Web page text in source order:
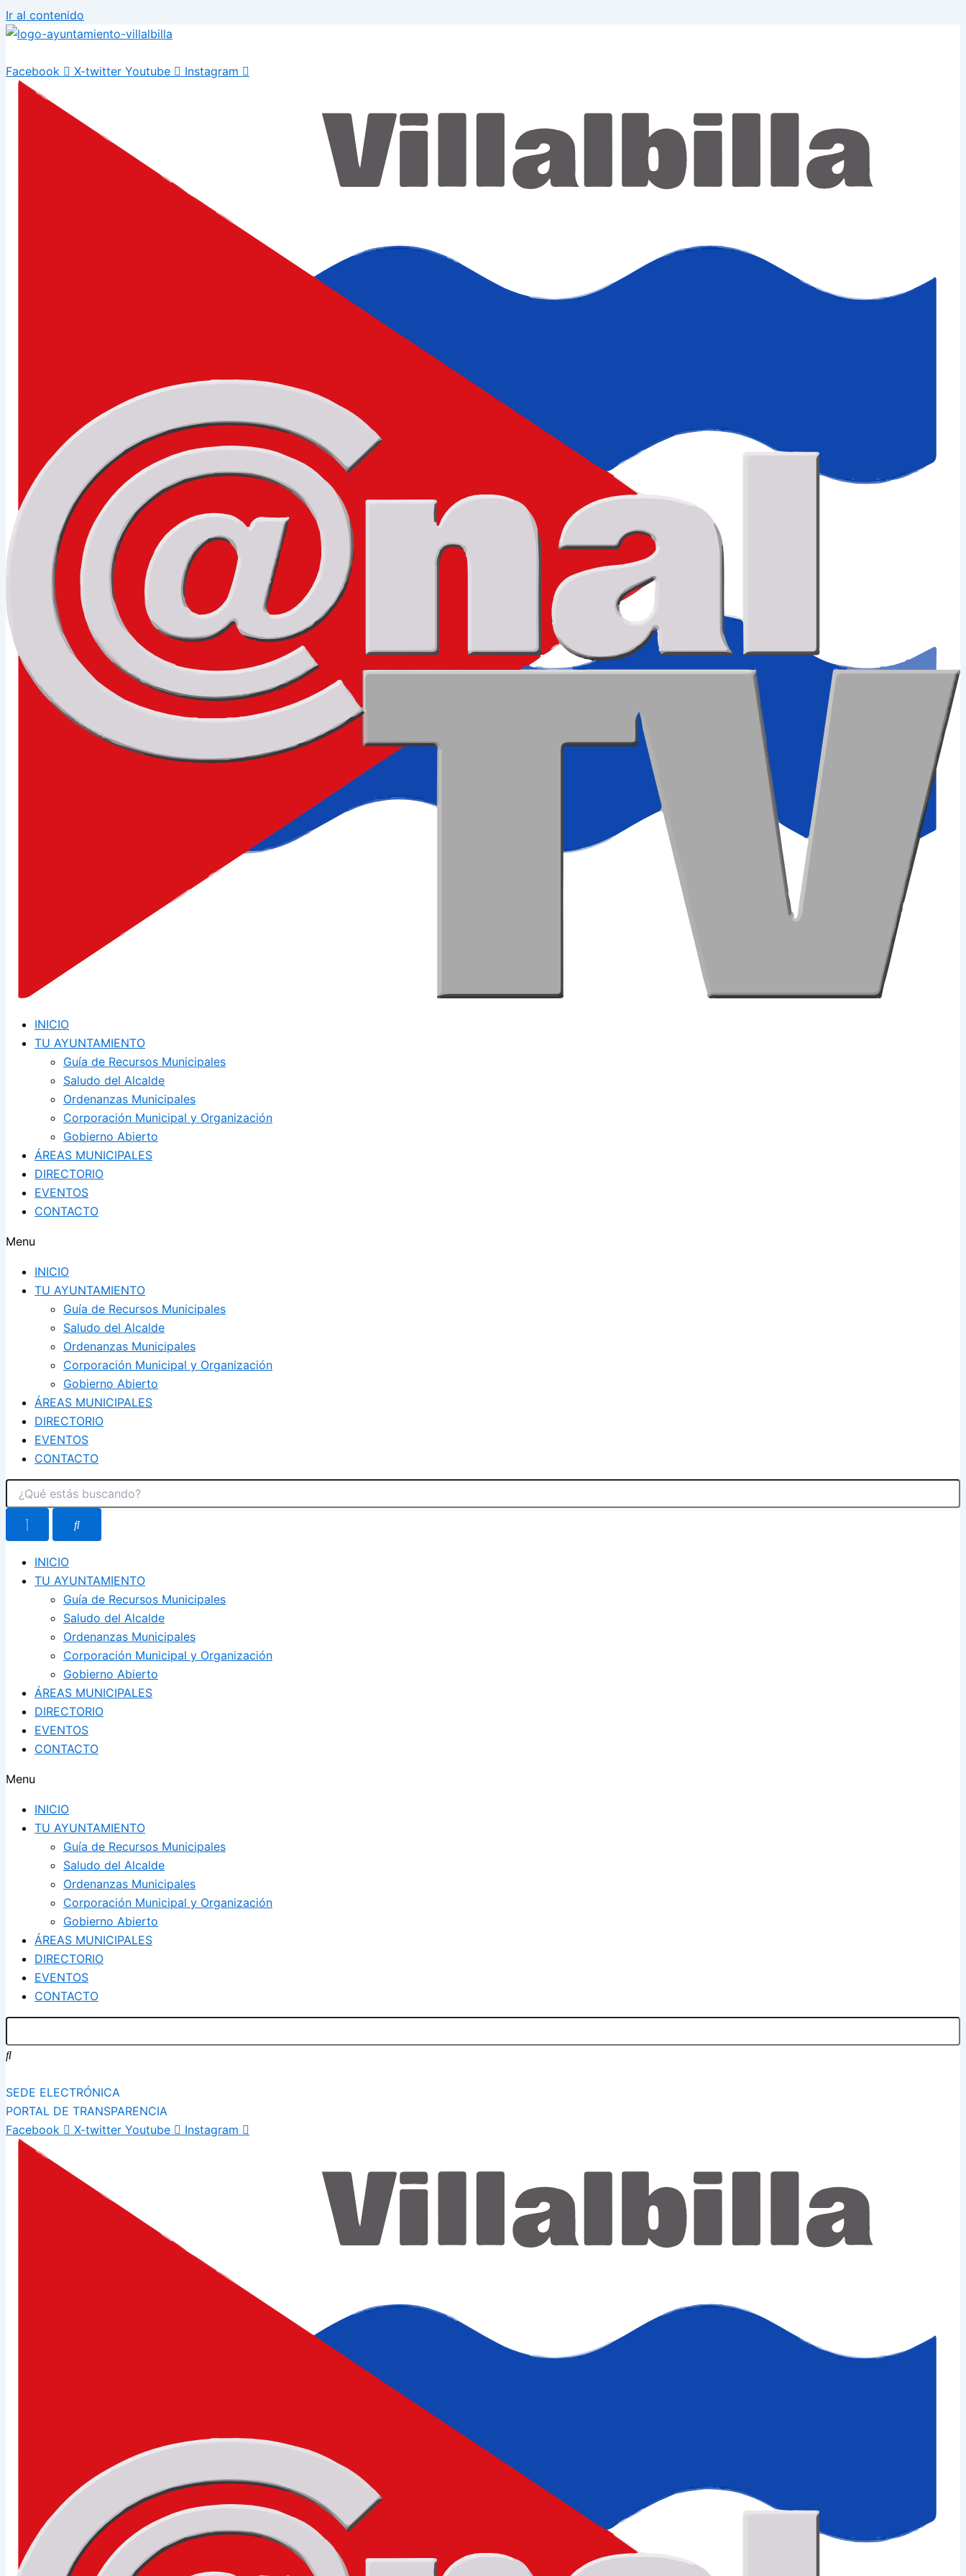
Ir al contenido
Facebook X-twitter Youtube Instagram
INICIO
TU AYUNTAMIENTO
Guía de Recursos Municipales
Saludo del Alcalde
Ordenanzas Municipales
Corporación Municipal y Organización
Gobierno Abierto
ÁREAS MUNICIPALES
DIRECTORIO
EVENTOS
CONTACTO
Menu
INICIO
TU AYUNTAMIENTO
Guía de Recursos Municipales
Saludo del Alcalde
Ordenanzas Municipales
Corporación Municipal y Organización
Gobierno Abierto
ÁREAS MUNICIPALES
DIRECTORIO
EVENTOS
CONTACTO
INICIO
TU AYUNTAMIENTO
Guía de Recursos Municipales
Saludo del Alcalde
Ordenanzas Municipales
Corporación Municipal y Organización
Gobierno Abierto
ÁREAS MUNICIPALES
DIRECTORIO
EVENTOS
CONTACTO
Menu
INICIO
TU AYUNTAMIENTO
Guía de Recursos Municipales
Saludo del Alcalde
Ordenanzas Municipales
Corporación Municipal y Organización
Gobierno Abierto
ÁREAS MUNICIPALES
DIRECTORIO
EVENTOS
CONTACTO
SEDE ELECTRÓNICA
PORTAL DE TRANSPARENCIA
Facebook
X-twitter Youtube Instagram